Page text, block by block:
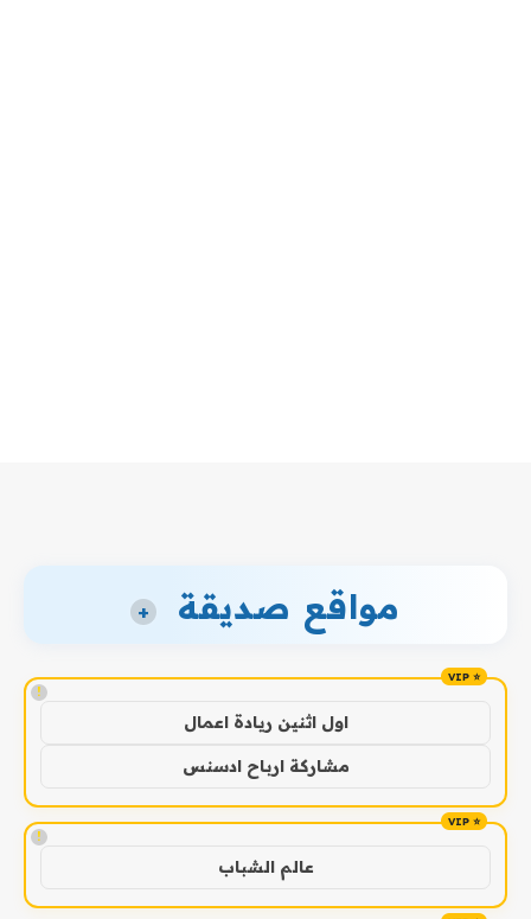
مواقع صديقة +
!
اول اثنين ريادة اعمال
مشاركة ارباح ادسنس
!
عالم الشباب